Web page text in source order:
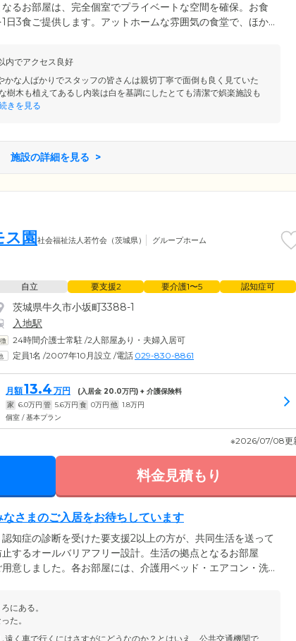
るお部屋は、完全個室でプライベートな空間を確保。お食
日3食ご提供します。アットホームな雰囲気の食堂で、ほか
ほか、外出やご旅行もお楽しみいただけます。どうぞ第二
びとお過ごしください。
内でアクセス良好
かな人ばかりでスタッフの皆さんは親切丁寧で面倒も良く見ていた
樹木も植えてあるし内装は白を基調にしたとても清潔で娯楽施設も
きを見る
施設の詳細を見る
園 社会福祉法人若竹会（茨城県） グループホーム
自立 要支援2 要介護1〜5 認知症可
茨城県牛久市小坂町3388-1
入地駅
24時間介護士常駐 /2人部屋あり・夫婦入居可
定員1名 /2007年10月設立 /電話 029-830-8861
月額13.4 万円 (入居金 20.0万円) + 介護保険料
家 6.0万円 管 5.6万円 食 0万円 他 1.8万円
個室 / 基本プラン
※2026/07/08更
料金見積もり
さまのご入居をお待ちしています
知症の診断を受けた要支援2以上の方が、共同生活を送って
するオールバリアフリー設計。生活の拠点となるお部屋
意しました。各お部屋には、介護用ベッド・エアコン・洗
体の状態に合わせて入浴できる3種類をご用意。スタッフの
けます。
にある。
た。
遠く車で行くにはさすがにどうなのか？とはいえ、公共交通機関で